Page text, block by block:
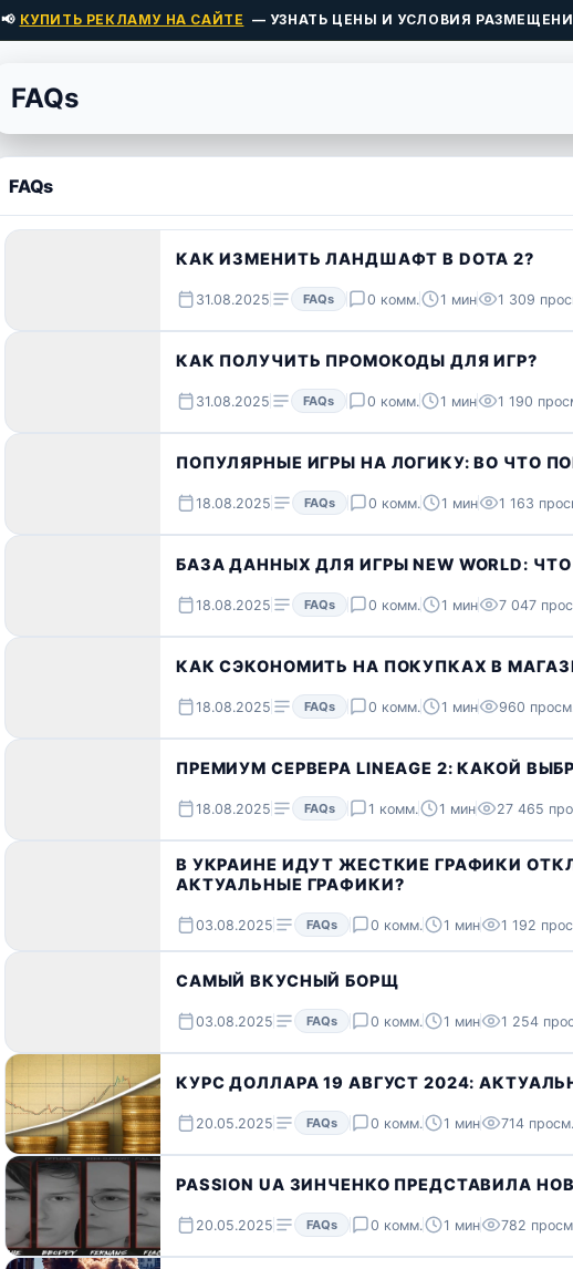
📢 КУПИТЬ РЕКЛАМУ НА САЙТЕ — УЗНАТЬ ЦЕНЫ И УСЛОВИЯ
FAQs
FAQs
КАК ИЗМЕНИТЬ ЛАНДШАФТ В DOTA 2?
31.08.2025 FAQs 0 комм. 1 мин 1 309
КАК ПОЛУЧИТЬ ПРОМОКОДЫ ДЛЯ ИГР?
31.08.2025 FAQs 0 комм. 1 мин 1 190
ПОПУЛЯРНЫЕ ИГРЫ НА ЛОГИКУ: ВО ЧТО
18.08.2025 FAQs 0 комм. 1 мин 1 163
БАЗА ДАННЫХ ДЛЯ ИГРЫ NEW WORLD:
18.08.2025 FAQs 0 комм. 1 мин 7 047
КАК СЭКОНОМИТЬ НА ПОКУПКАХ В
18.08.2025 FAQs 0 комм. 1 мин 960 просм.
ПРЕМИУМ СЕРВЕРА LINEAGE 2: КАКОЙ
18.08.2025 FAQs 1 комм. 1 мин 27 465
В УКРАИНЕ ИДУТ ЖЕСТКИЕ ГРАФИКИ
АКТУАЛЬНЫЕ ГРАФИКИ?
03.08.2025 FAQs 0 комм. 1 мин 1 192
САМЫЙ ВКУСНЫЙ БОРЩ
03.08.2025 FAQs 0 комм. 1 мин 1 254
КУРС ДОЛЛАРА 19 АВГУСТ 2024:
20.05.2025 FAQs 0 комм. 1 мин 714 просм.
PASSION UA ЗИНЧЕНКО ПРЕДСТАВИЛА
20.05.2025 FAQs 0 комм. 1 мин 782